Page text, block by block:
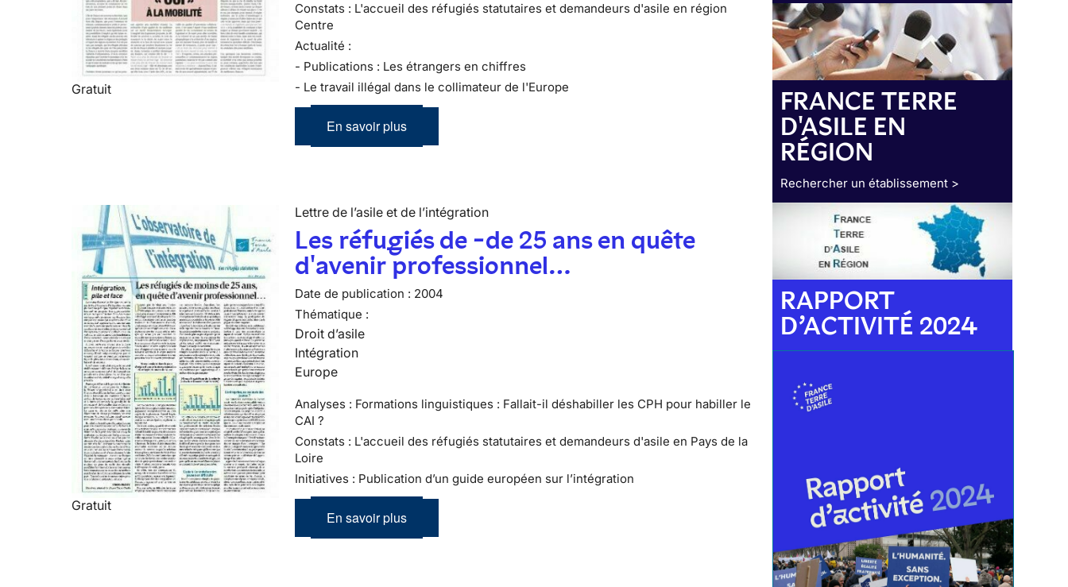
Gratuit
Constats : L'accueil des réfugiés statutaires et demandeurs d'asile en région
Centre
Actualité :
- Publications : Les étrangers en chiffres
- Le travail illégal dans le collimateur de l'Europe
En savoir plus
Gratuit
Lettre de l’asile et de l’intégration
Les réfugiés de -de 25 ans en quête
d'avenir professionnel…
Date de publication : 2004
Thématique :
Droit d’asile
Intégration
Europe
Analyses : Formations linguistiques : Fallait-il déshabiller les CPH pour habiller le
CAI ?
Constats : L'accueil des réfugiés statutaires et demandeurs d'asile en Pays de la
Loire
Initiatives : Publication d’un guide européen sur l’intégration
En savoir plus
FRANCE TERRE
D'ASILE EN
RÉGION
Rechercher un établissement >
RAPPORT
D’ACTIVITÉ 2024